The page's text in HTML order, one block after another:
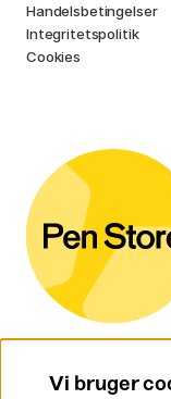
Handelsbetingelser
Integritetspolitik
Cookies
Vi bruger